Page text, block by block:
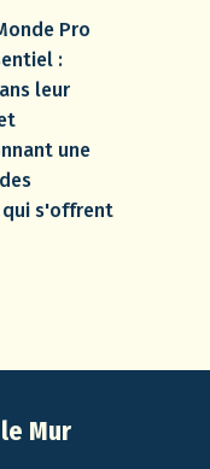
Pro
:
leur
une
qui s'offrent
Mur